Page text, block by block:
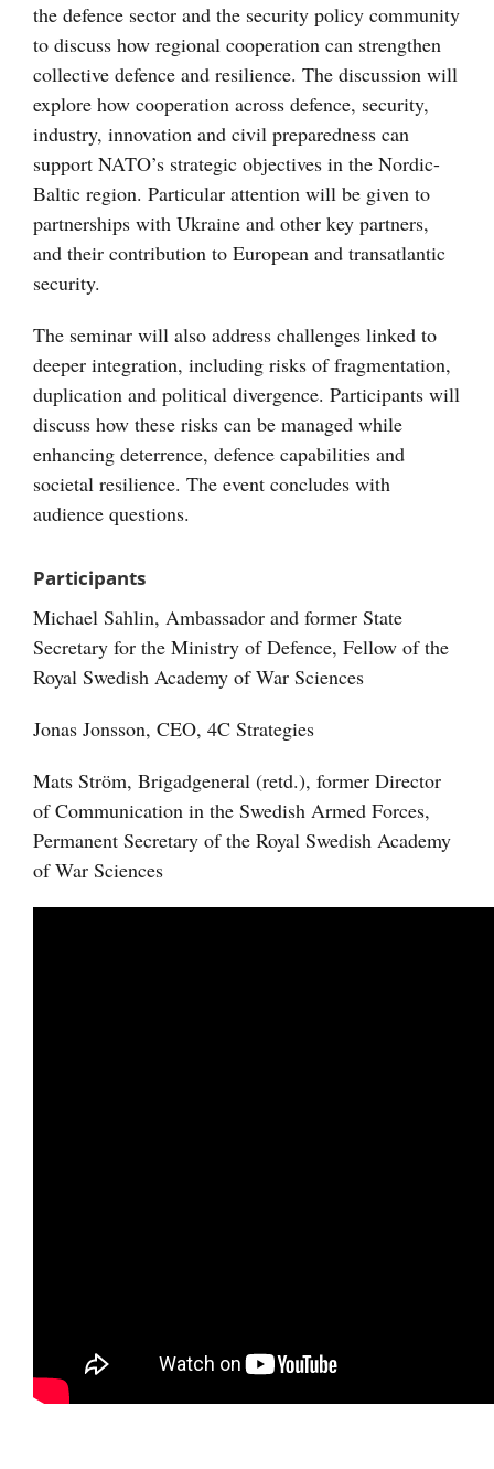
the defence sector and the security policy community
to discuss how regional cooperation can strengthen
collective defence and resilience. The discussion will
explore how cooperation across defence, security,
industry, innovation and civil preparedness can
support NATO’s strategic objectives in the Nordic-
Baltic region. Particular attention will be given to
partnerships with Ukraine and other key partners,
and their contribution to European and transatlantic
security.
The seminar will also address challenges linked to
deeper integration, including risks of fragmentation,
duplication and political divergence. Participants will
discuss how these risks can be managed while
enhancing deterrence, defence capabilities and
societal resilience. The event concludes with
audience questions.
Participants
Michael Sahlin, Ambassador and former State
Secretary for the Ministry of Defence, Fellow of the
Royal Swedish Academy of War Sciences
Jonas Jonsson, CEO, 4C Strategies
Mats Ström, Brigadgeneral (retd.), former Director
of Communication in the Swedish Armed Forces,
Permanent Secretary of the Royal Swedish Academy
of War Sciences